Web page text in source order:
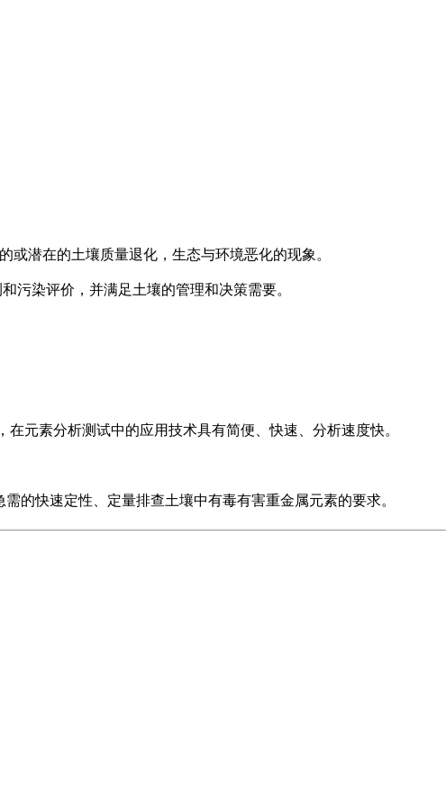
潜在的土壤质量退化，生态与环境恶化的现象。
染评价，并满足土壤的管理和决策需要。
素分析测试中的应用技术具有简便、快速、分析速度快。
快速定性、定量排查土壤中有毒有害重金属元素的要求。